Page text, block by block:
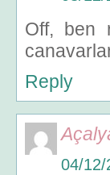
Off, ben
Reply
04/12/